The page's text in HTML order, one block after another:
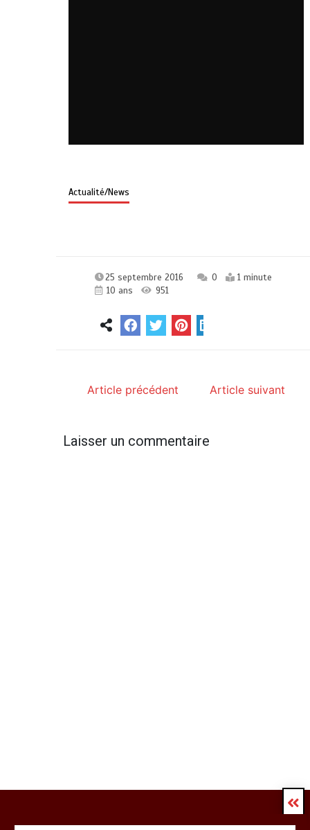
Actualité/News
25 septembre 2016 0
1 minute
10 ans
951
Article précédent Article suivant
Laisser un commentaire